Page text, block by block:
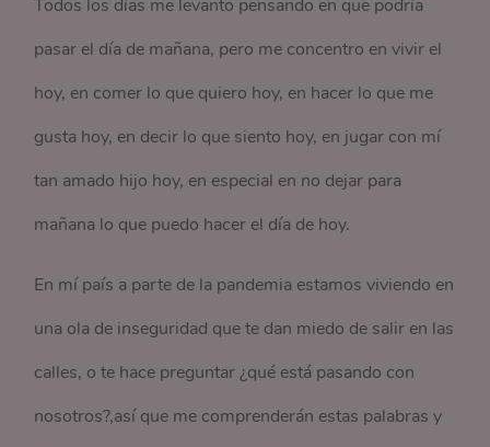
Todos los días me levanto pensando en que podría
pasar el día de mañana, pero me concentro en vivir el
hoy, en comer lo que quiero hoy, en hacer lo que me
gusta hoy, en decir lo que siento hoy, en jugar con mí
tan amado hijo hoy, en especial en no dejar para
mañana lo que puedo hacer el día de hoy.
En mí país a parte de la pandemia estamos viviendo en
una ola de inseguridad que te dan miedo de salir en las
calles, o te hace preguntar ¿qué está pasando con
nosotros?,así que me comprenderán estas palabras y